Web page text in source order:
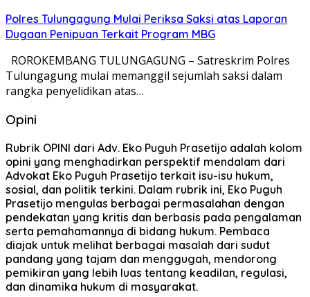
Polres Tulungagung Mulai Periksa Saksi atas Laporan
Dugaan Penipuan Terkait Program MBG
ROROKEMBANG TULUNGAGUNG – Satreskrim Polres
Tulungagung mulai memanggil sejumlah saksi dalam
rangka penyelidikan atas…
Opini
Rubrik OPINI dari Adv. Eko Puguh Prasetijo adalah kolom
opini yang menghadirkan perspektif mendalam dari
Advokat Eko Puguh Prasetijo terkait isu-isu hukum,
sosial, dan politik terkini. Dalam rubrik ini, Eko Puguh
Prasetijo mengulas berbagai permasalahan dengan
pendekatan yang kritis dan berbasis pada pengalaman
serta pemahamannya di bidang hukum. Pembaca
diajak untuk melihat berbagai masalah dari sudut
pandang yang tajam dan menggugah, mendorong
pemikiran yang lebih luas tentang keadilan, regulasi,
dan dinamika hukum di masyarakat.